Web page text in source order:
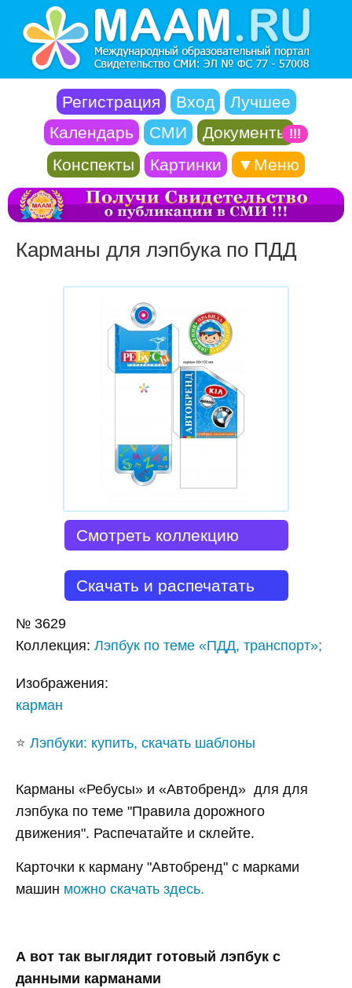
Регистрация Вход
Лучшее
Календарь
СМИ Документы !!!
Конспекты Картинки ▼Меню
Карманы для лэпбука по ПДД
Смотреть коллекцию
Скачать и распечатать
№ 3629
Коллекция: Лэпбук по теме «ПДД, транспорт»;
Изображения:
карман
⭐ Лэпбуки: купить, скачать шаблоны
Карманы «Ребусы» и «Автобренд» для для
лэпбука по теме "Правила дорожного
движения". Распечатайте и склейте.
Карточки к карману "Автобренд" с марками
машин можно скачать здесь.
А вот так выглядит готовый лэпбук с
данными карманами